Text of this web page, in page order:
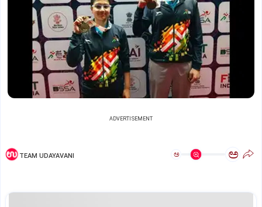
ADVERTISEMENT
TEAM UDAYAVANI ಅ ಅ